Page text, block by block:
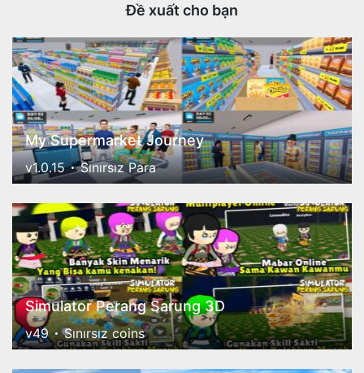
Đề xuất cho bạn
My Supermarket Journey
v1.0.15 Sınırsız Para
Simulator Perang Sarung 3D
v49 Sınırsız coins